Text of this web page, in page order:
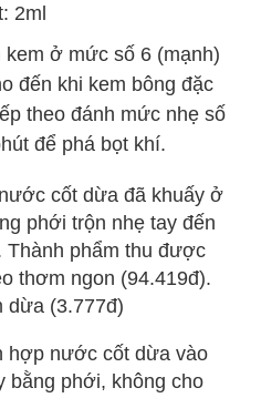
2ml
ở mức số 6 (mạnh)
đến khi kem bông đặc
theo đánh mức nhẹ số
để phá bọt khí.
cốt dừa đã khuấy ở
phới trộn nhẹ tay đến
Thành phẩm thu được
thơm ngon (94.419đ).
dừa (3.777đ)
hợp nước cốt dừa vào
bằng phới, không cho